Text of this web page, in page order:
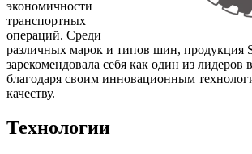
экономичности
транспортных
операций. Среди
различных марок и типов шин, продукция
зарекомендовала себя как один из лидеров
благодаря своим инновационным
качеству.
Технологии